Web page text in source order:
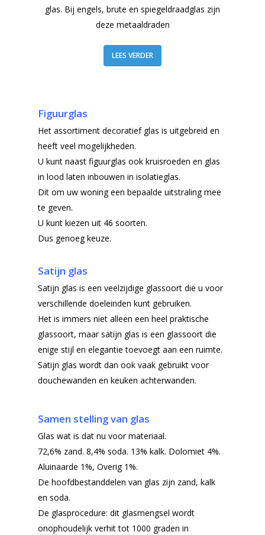
glas. Bij engels, brute en spiegeldraadglas zijn
deze metaaldraden
LEES VERDER
Figuurglas
Het assortiment decoratief glas is uitgebreid en
heeft veel mogelijkheden.
U kunt naast figuurglas ook kruisroeden en glas
in lood laten inbouwen in isolatieglas.
Dit om uw woning een bepaalde uitstraling mee
te geven.
U kunt kiezen uit 46 soorten.
Dus genoeg keuze.
Satijn glas
Satijn glas is een veelzijdige glassoort die u voor
verschillende doeleinden kunt gebruiken.
Het is immers niet alleen een heel praktische
glassoort, maar satijn glas is een glassoort die
enige stijl en elegantie toevoegt aan een ruimte.
Satijn glas wordt dan ook vaak gebruikt voor
douchewanden en keuken achterwanden.
Samen stelling van glas
Glas wat is dat nu voor materiaal.
72,6% zand. 8,4% soda. 13% kalk. Dolomiet 4%.
Aluinaarde 1%, Overig 1%.
De hoofdbestanddelen van glas zijn zand, kalk
en soda.
De glasprocedure: dit glasmengsel wordt
onophoudelijk verhit tot 1000 graden in
Home
Producten
Dubbelglas
Ventilatieroosters
Enkelglas
Offerteformulier
Subsidie glas
Algemene